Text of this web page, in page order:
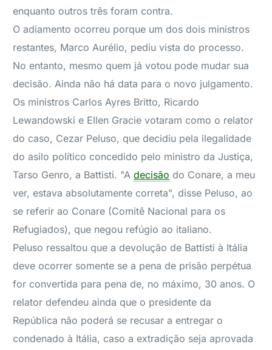
enquanto outros três foram contra.
O adiamento ocorreu porque um dos dois ministros
restantes, Marco Aurélio, pediu vista do processo.
No entanto, mesmo quem já votou pode mudar sua
decisão. Ainda não há data para o novo julgamento.
Os ministros Carlos Ayres Britto, Ricardo
Lewandowski e Ellen Gracie votaram como o relator
do caso, Cezar Peluso, que decidiu pela ilegalidade
do asilo político concedido pelo ministro da Justiça,
Tarso Genro, a Battisti. "Adecisão do Conare, a meu
ver, estava absolutamente correta", disse Peluso, ao
se referir ao Conare (Comitê Nacional para os
Refugiados), que negou refúgio ao italiano.
Peluso ressaltou que a devolução de Battisti à Itália
deve ocorrer somente se a pena de prisão perpétua
for convertida para pena de, no máximo, 30 anos. O
relator defendeu ainda que o presidente da
República não poderá se recusar a entregar o
condenado à Itália, caso a extradição seja aprovada